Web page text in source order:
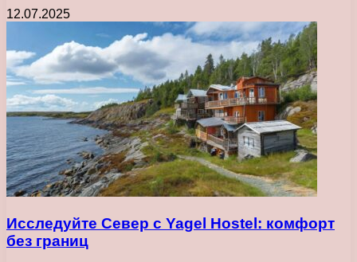
12.07.2025
Исследуйте Север с Yagel Hostel: комфорт
без границ